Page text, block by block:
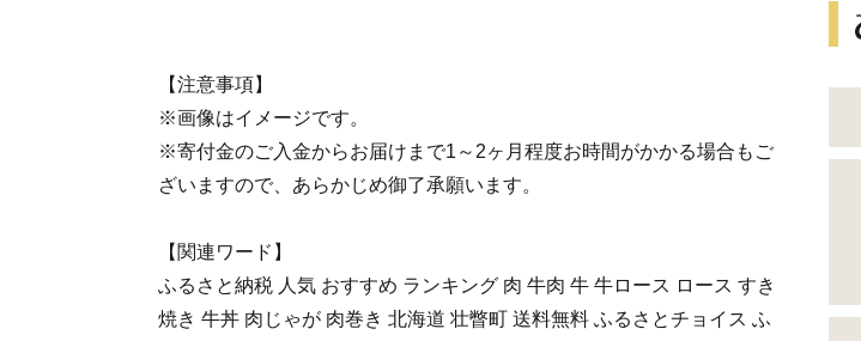
【注意事項】
※画像はイメージです。
※寄付金のご入金からお届けまで1～2ヶ月程度お時間がかかる場合もご
ざいますので、あらかじめ御了承願います。
【関連ワード】
ふるさと納税 人気 おすすめ ランキング 肉 牛肉 牛 牛ロース ロース すき
焼き 牛丼 肉じゃが 肉巻き 北海道 壮瞥町 送料無料 ふるさとチョイス ふ